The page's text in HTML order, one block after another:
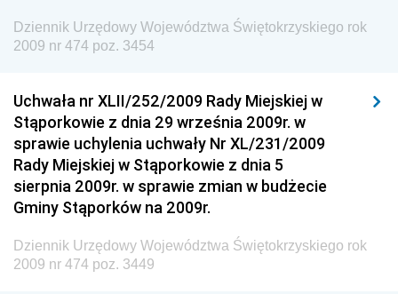
Dziennik Urzędowy Komendy Głównej Straży
Granicznej
Drogowego
Dziennik Urzędowy Narodowego Banku Polskiego
Dziennik Urzędowy Komendy Głównej Policji
Dziennik Urzędowy Ministra Pracy i Polityki
Społecznej
Dziennik Urzędowy Ministra Transportu, Budownictwa
i Gospodarki Morskiej
Dziennik Urzędowy Województwa Świętokrzyskiego rok
2009 nr 474 poz. 3454
Uchwała nr XLII/252/2009 Rady Miejskiej w
Stąporkowie z dnia 29 września 2009r. w
sprawie uchylenia uchwały Nr XL/231/2009
Rady Miejskiej w Stąporkowie z dnia 5
sierpnia 2009r. w sprawie zmian w budżecie
Gminy Stąporków na 2009r.
Dziennik Urzędowy Województwa Świętokrzyskiego rok
2009 nr 474 poz. 3449